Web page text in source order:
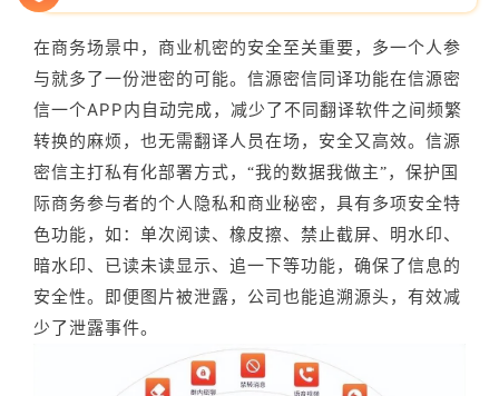
在商务场景中，商业机密的安全至关重要， 多一个人参
与就多了一份泄密的可能。信源密信同译功能在信源密
信一个APP内自动完成，减少了不同翻译软件之间频繁
转换的麻烦，也无需翻译人员在场，安全又高效。信源
密信主打私有化部署方式，
“我的数据我做主” ，保护国
际商务参与者的个人隐私和商业秘密 ， 具有多项安全特
色功能，如： 单次阅读、橡皮擦、禁止截屏、明水印、
暗水印、已读未读显示、追一下等功能，确保了信息的
安全性。
即便图片被泄露，公司也能追溯源头，有效减
少了泄露事件。